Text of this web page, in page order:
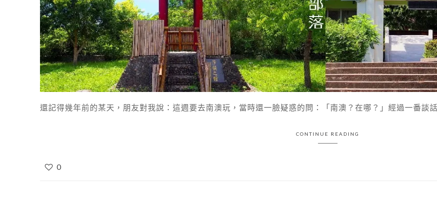
還記得幾年前的某天，朋友對我說：這週要去南澳玩，當時還一臉疑惑的問：「南澳？在哪？」經過一番談
CONTINUE READING
0